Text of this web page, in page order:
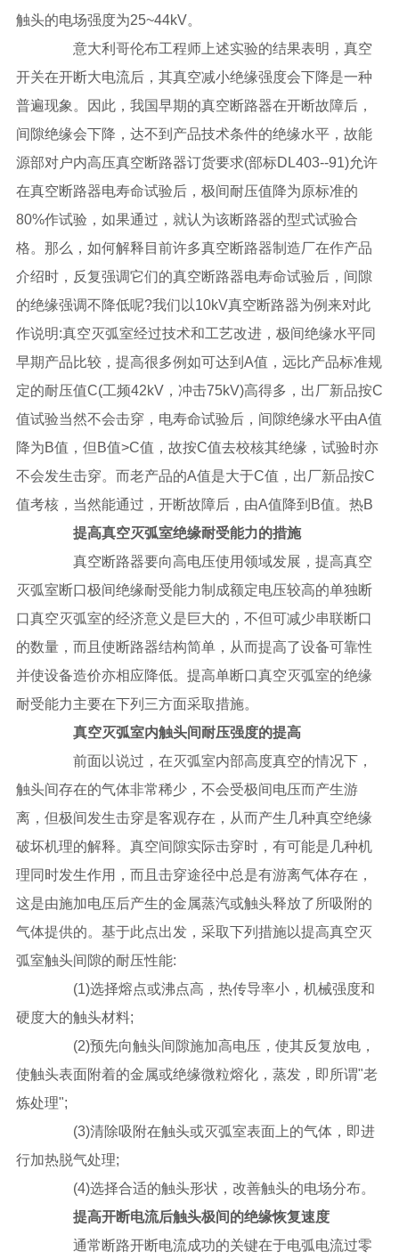
触头的电场强度为25~44kV。
意大利哥伦布工程师上述实验的结果表明，真空
开关在开断大电流后，其真空减小绝缘强度会下降是一种
普遍现象。因此，我国早期的真空断路器在开断故障后，
间隙绝缘会下降，达不到产品技术条件的绝缘水平，故能
源部对户内高压真空断路器订货要求(部标DL403--91)允许
在真空断路器电寿命试验后，极间耐压值降为原标准的
80%作试验，如果通过，就认为该断路器的型式试验合
格。那么，如何解释目前许多真空断路器制造厂在作产品
介绍时，反复强调它们的真空断路器电寿命试验后，间隙
的绝缘强调不降低呢?我们以10kV真空断路器为例来对此
作说明:真空灭弧室经过技术和工艺改进，极间绝缘水平同
早期产品比较，提高很多例如可达到A值，远比产品标准规
定的耐压值C(工频42kV，冲击75kV)高得多，出厂新品按C
值试验当然不会击穿，电寿命试验后，间隙绝缘水平由A值
降为B值，但B值>C值，故按C值去校核其绝缘，试验时亦
不会发生击穿。而老产品的A值是大于C值，出厂新品按C
值考核，当然能通过，开断故障后，由A值降到B值。热B
提高真空灭弧室绝缘耐受能力的措施
真空断路器要向高电压使用领域发展，提高真空
灭弧室断口极间绝缘耐受能力制成额定电压较高的单独断
口真空灭弧室的经济意义是巨大的，不但可减少串联断口
的数量，而且使断路器结构简单，从而提高了设备可靠性
并使设备造价亦相应降低。提高单断口真空灭弧室的绝缘
耐受能力主要在下列三方面采取措施。
真空灭弧室内触头间耐压强度的提高
前面以说过，在灭弧室内部高度真空的情况下，
触头间存在的气体非常稀少，不会受极间电压而产生游
离，但极间发生击穿是客观存在，从而产生几种真空绝缘
破坏机理的解释。真空间隙实际击穿时，有可能是几种机
理同时发生作用，而且击穿途径中总是有游离气体存在，
这是由施加电压后产生的金属蒸汽或触头释放了所吸附的
气体提供的。基于此点出发，采取下列措施以提高真空灭
弧室触头间隙的耐压性能:
(1)选择熔点或沸点高，热传导率小，机械强度和
硬度大的触头材料;
(2)预先向触头间隙施加高电压，使其反复放电，
使触头表面附着的金属或绝缘微粒熔化，蒸发，即所谓"老
炼处理";
(3)清除吸附在触头或灭弧室表面上的气体，即进
行加热脱气处理;
(4)选择合适的触头形状，改善触头的电场分布。
提高开断电流后触头极间的绝缘恢复速度
通常断路开断电流成功的关键在于电弧电流过零